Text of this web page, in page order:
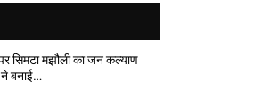
सिमटा मझौली का जन कल्याण
ने बनाई…